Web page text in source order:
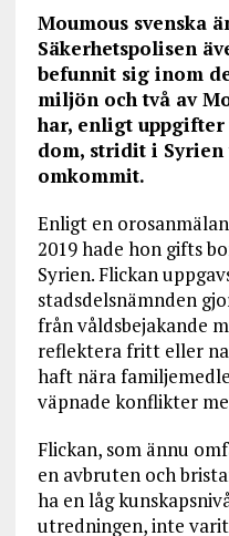
Moumous svenska
Säkerhetspolisen
befunnit sig inom
miljön och två av
har, enligt
dom, stridit i Syrien
omkommit.
Enligt en
2019 hade hon gifts
Syrien. Flickan
stadsdelsnämnden
från våldsbejakande
reflektera fritt eller
haft nära
väpnade konflikter
Flickan, som ännu
en avbruten och
ha en låg
utredningen, inte